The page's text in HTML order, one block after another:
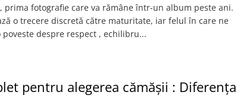
prima fotografie care va rămâne într-un album peste ani.
o trecere discretă către maturitate, iar felul în care ne
despre respect , echilibru...
pentru alegerea cămășii :